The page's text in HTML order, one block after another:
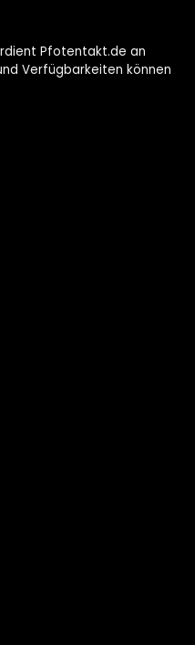
Pfotentakt.de an
Verfügbarkeiten können